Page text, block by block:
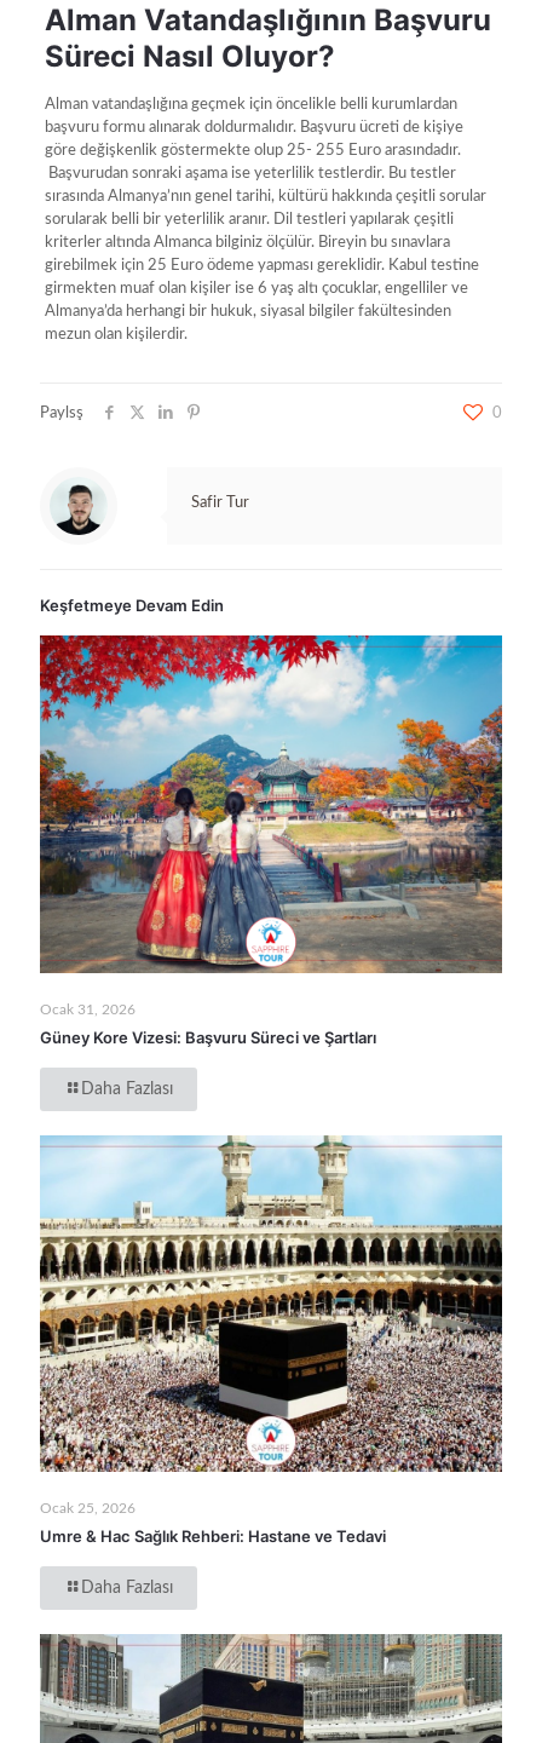
Alman Vatandaşlığının Başvuru
Süreci Nasıl Oluyor?
Alman vatandaşlığına geçmek için öncelikle belli kurumlardan
başvuru formu alınarak doldurmalıdır. Başvuru ücreti de kişiye
göre değişkenlik göstermekte olup 25- 255 Euro arasındadır.
Başvurudan sonraki aşama ise yeterlilik testlerdir. Bu testler
sırasında Almanya’nın genel tarihi, kültürü hakkında çeşitli sorular
sorularak belli bir yeterlilik aranır. Dil testleri yapılarak çeşitli
kriterler altında Almanca bilginiz ölçülür. Bireyin bu sınavlara
girebilmek için 25 Euro ödeme yapması gereklidir. Kabul testine
girmekten muaf olan kişiler ise 6 yaş altı çocuklar, engelliler ve
Almanya’da herhangi bir hukuk, siyasal bilgiler fakültesinden
mezun olan kişilerdir.
Paylsş 0
Safir Tur
Keşfetmeye Devam Edin
Ocak 31, 2026
Güney Kore Vizesi: Başvuru Süreci ve Şartları
Daha Fazlası
Ocak 25, 2026
Umre & Hac Sağlık Rehberi: Hastane ve Tedavi
Daha Fazlası